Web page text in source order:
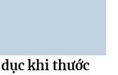
khi thước